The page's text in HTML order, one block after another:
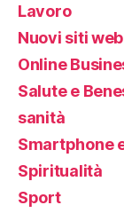
Lavoro
Nuovi siti web
Online
Salute e
sanità
Smartphone
Spiritualità
Sport